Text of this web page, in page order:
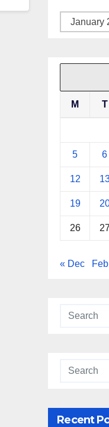
Archives
M T
5 6
12
19
26 27
« Dec
Recent